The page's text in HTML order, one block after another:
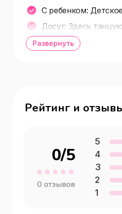
С ребенком:
Досуг: Здесь
Wi-Fi
Развернуть
Рейтинг и
0/5
0 отзывов
5
4
3
2
1